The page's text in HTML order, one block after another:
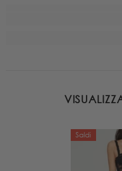
Saldi